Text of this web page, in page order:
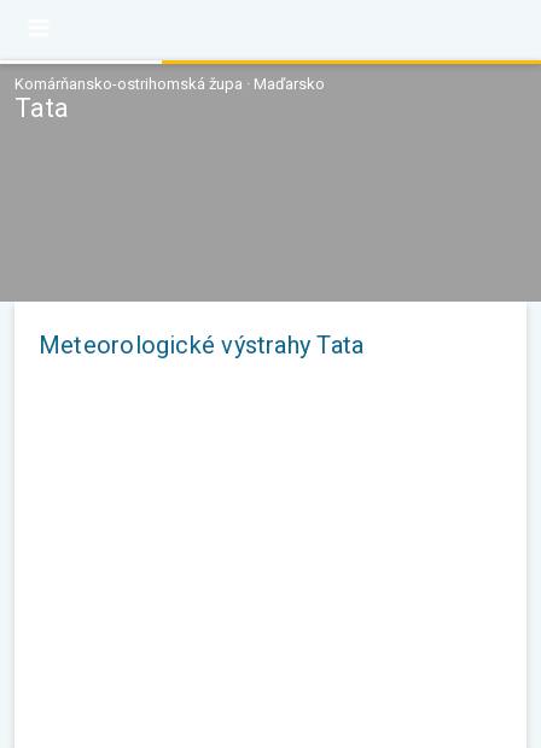
Komárňansko-ostrihomská župa · Maďarsko
Tata
Meteorologické výstrahy Tata